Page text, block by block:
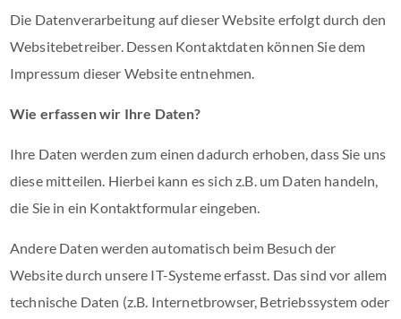
Die Datenverarbeitung auf dieser Website erfolgt durch den
Websitebetreiber. Dessen Kontaktdaten können Sie dem
Impressum dieser Website entnehmen.
Wie erfassen wir Ihre Daten?
Ihre Daten werden zum einen dadurch erhoben, dass Sie uns
diese mitteilen. Hierbei kann es sich z.B. um Daten handeln,
die Sie in ein Kontaktformular eingeben.
Andere Daten werden automatisch beim Besuch der
Website durch unsere IT-Systeme erfasst. Das sind vor allem
technische Daten (z.B. Internetbrowser, Betriebssystem oder